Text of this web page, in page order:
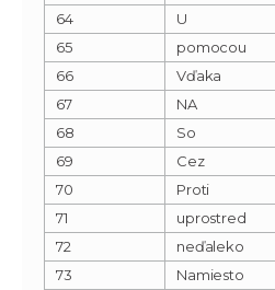
64
U
65
pomocou
66
Vďaka
67
NA
68
So
69
Cez
70
Proti
71
uprostred
72
neďaleko
73
Namiesto